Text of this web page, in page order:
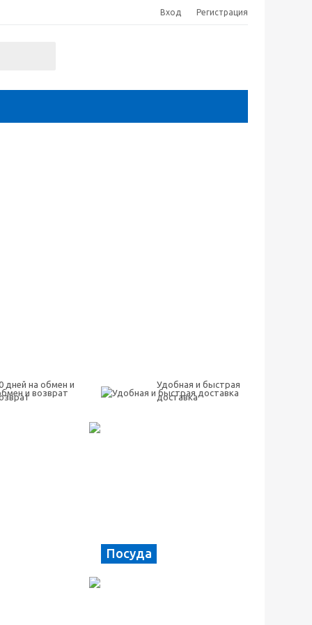
Вход Регистрация
дней на обмен и
Удобная и быстрая
доставка
Посуда